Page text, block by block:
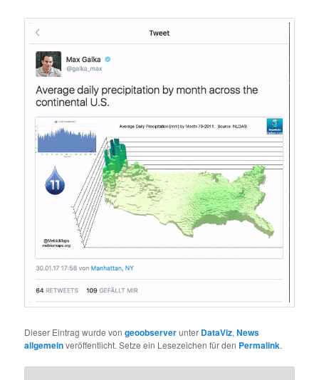
Dieser Eintrag wurde vongeoobserverunter DataViz,News
allgemeinveröffentlicht. Setze ein Lesezeichen für den Permalink.